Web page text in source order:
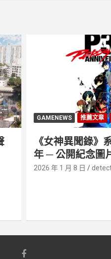
GAMENEWS 推薦文章
《女神異聞錄》
年 ─ 公開紀念圖
2026 年 1 月 8 日